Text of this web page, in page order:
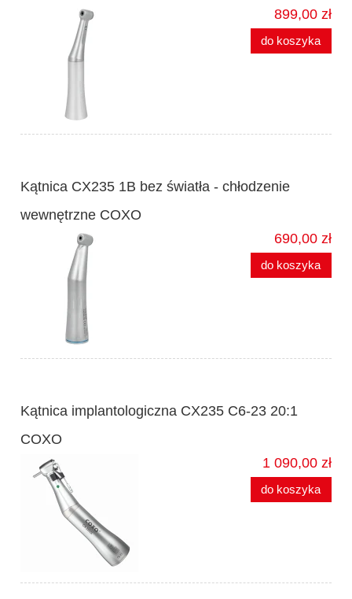
899,00 zł
do koszyka
Kątnica CX235 1B bez światła - chłodzenie
wewnętrzne COXO
690,00 zł
do koszyka
Kątnica implantologiczna CX235 C6-23 20:1
COXO
1 090,00 zł
do koszyka